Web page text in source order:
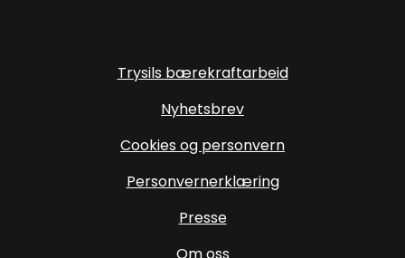
Trysils bærekraftarbeid
Nyhetsbrev
Cookies og personvern
Personvernerklæring
Presse